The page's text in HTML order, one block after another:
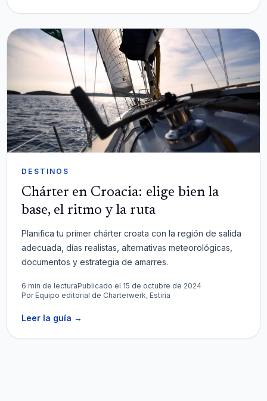
DESTINOS
Chárter en Croacia: elige bien la
base, el ritmo y la ruta
Planifica tu primer chárter croata con la región de salida
adecuada, días realistas, alternativas meteorológicas,
documentos y estrategia de amarres.
6 min de lecturaPublicado el 15 de octubre de 2024
Por Equipo editorial de Charterwerk, Estiria
Leer la guía →